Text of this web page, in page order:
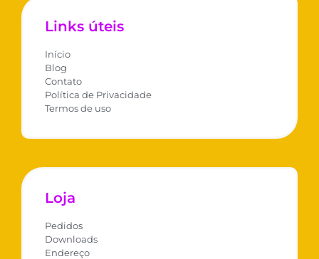
Links úteis
Início
Blog
Contato
Política de Privacidade
Termos de uso
Loja
Pedidos
Downloads
Endereço